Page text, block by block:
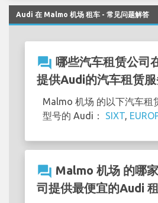
Audi 在 Malmo 机场 租车 - 常见问题解答
question_answer 哪些汽车租赁公司
提供Audi的汽车租赁服
Malmo 机场 的以下汽车租
型号的 Audi： SIXT,
question_answer Malmo 机场 的哪
司提供最便宜的Audi